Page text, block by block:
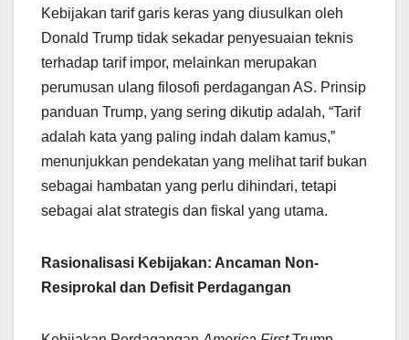
Kebijakan tarif garis keras yang diusulkan oleh
Donald Trump tidak sekadar penyesuaian teknis
terhadap tarif impor, melainkan merupakan
perumusan ulang filosofi perdagangan AS. Prinsip
panduan Trump, yang sering dikutip adalah, “Tarif
adalah kata yang paling indah dalam kamus,”
menunjukkan pendekatan yang melihat tarif bukan
sebagai hambatan yang perlu dihindari, tetapi
sebagai alat strategis dan fiskal yang utama.
Rasionalisasi Kebijakan: Ancaman Non-
Resiprokal dan Defisit Perdagangan